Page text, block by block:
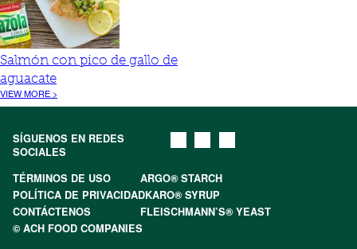
Salmón con pico de gallo de
aguacate
VIEW MORE >
SÍGUENOS EN REDES
SOCIALES
TÉRMINOS DE USO
ARGO® STARCH
POLÍTICA DE PRIVACIDADKARO® SYRUP
CONTÁCTENOS
FLEISCHMANN’S® YEAST
© ACH FOOD COMPANIES